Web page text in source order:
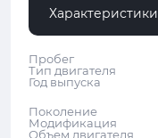
Характеристики
Пробег
Тип двигателя
Год выпуска
Поколение
Модификация
Объем двигателя